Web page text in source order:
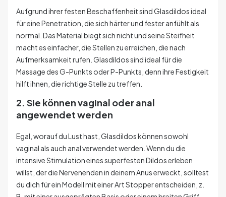
Aufgrund ihrer festen Beschaffenheit sind Glasdildos ideal
für eine Penetration, die sich härter und fester anfühlt als
normal. Das Material biegt sich nicht und seine Steifheit
macht es einfacher, die Stellen zu erreichen, die nach
Aufmerksamkeit rufen. Glasdildos sind ideal für die
Massage des G-Punkts oder P-Punkts, denn ihre Festigkeit
hilft ihnen, die richtige Stelle zu treffen.
2. Sie können vaginal oder anal
angewendet werden
Egal, worauf du Lust hast, Glasdildos können sowohl
vaginal als auch anal verwendet werden. Wenn du die
intensive Stimulation eines superfesten Dildos erleben
willst, der die Nervenenden in deinem Anus erweckt, solltest
du dich für ein Modell mit einer Art Stopper entscheiden, z.